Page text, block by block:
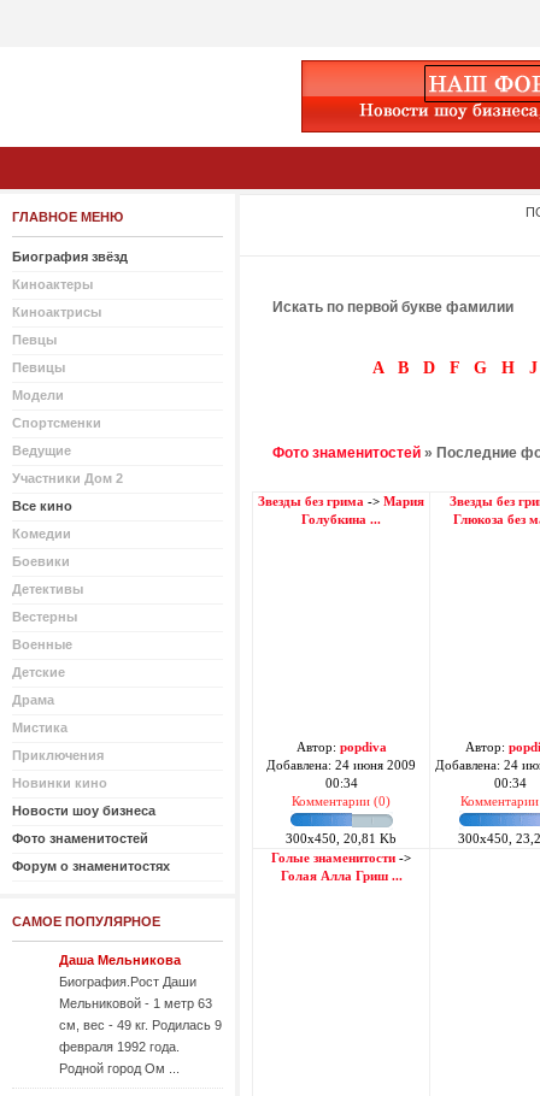
ГЛАВНОЕ МЕНЮ
Биография звёзд
Киноактеры
Киноактрисы
Певцы
Певицы
Модели
Спортсменки
Ведущие
Участники Дом 2
Все кино
Комедии
Боевики
Детективы
Вестерны
Военные
Детские
Драма
Мистика
Приключения
Новинки кино
Новости шоу бизнеса
Фото знаменитостей
Форум о знаменитостях
САМОЕ ПОПУЛЯРНОЕ
Даша Мельникова
Биография.Рост Даши
Мельниковой - 1 метр 63
см, вес - 49 кг. Родилась 9
февраля 1992 года.
Родной город Ом ...
Искать по первой букве фамилии
A B D F G H J
Фото знаменитостей » Последние
Звезды без грима -> Мария
Голубкина ...
Автор: popdiva
Добавлена: 24 июня 2009
00:34
Комментарии (0)
300x450, 20,81 Kb
Звезды без
Глюкоза без
Автор:
Добавлена: 24
00:34
300x450,
Голые знаменитости ->
Голая Алла Гриш ...